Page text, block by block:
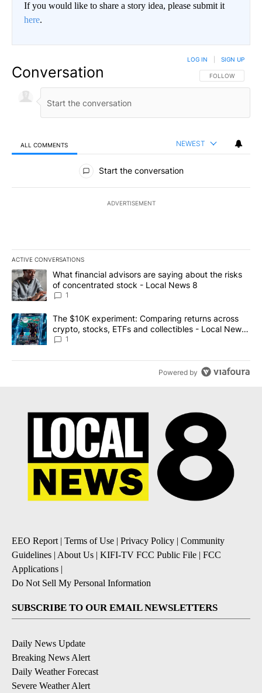
If you would like to share a story idea, please submit it
here.
Conversation FOLLOW THIS
FOLLOW
LOG IN SIGN UP
ALL COMMENTS NEWEST
All Comments
Start the conversation
ADVERTISEMENT
ACTIVE CONVERSATIONS
The following is a list of the most commented articles in the last
A trending article titled "What financial advisors are saying
What financial advisors are saying about the risks
of concentrated stock - Local News 8
1
A trending article titled "The $10K experiment: Comparing
The $10K experiment: Comparing returns across
crypto, stocks, ETFs and collectibles - Local News
8
1
Powered by
EEO Report | Terms of Use | Privacy Policy | Community
Guidelines | About Us | KIFI-TV FCC Public File | FCC
Applications |
Do Not Sell My Personal Information
SUBSCRIBE TO OUR EMAIL NEWSLETTERS
Daily News Update
Breaking News Alert
Daily Weather Forecast
Severe Weather Alert